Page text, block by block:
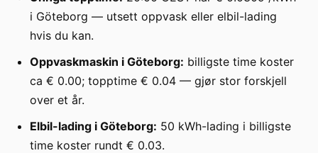
i Göteborg — utsett oppvask eller elbil-lading
hvis du kan.
Oppvaskmaskin i Göteborg: billigste time koster
ca € 0.00; topptime € 0.04 — gjør stor forskjell
over et år.
Elbil-lading i Göteborg: 50 kWh-lading i billigste
time koster rundt € 0.03.